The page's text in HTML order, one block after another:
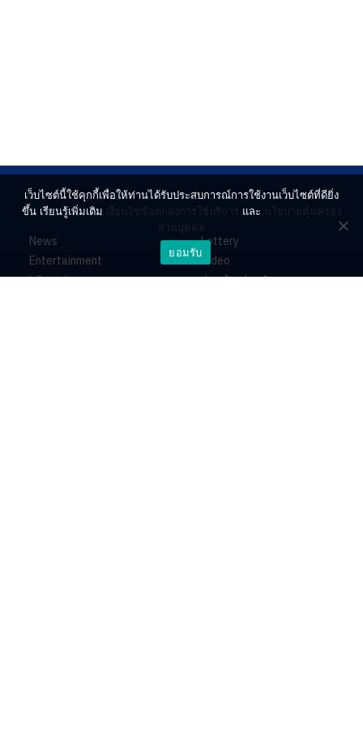
News
Entertainment
Lifestyle
Lottery
Video
ร่วมด้วยช่วยกัน
เว็บไซต์นี้ใช้คุกกี้เพื่อให้ท่านได้รับประสบการณ์การใช้งานเว็บไซต์ที่ดียิ่ง
ขึ้น เรียนรู้เพิ่มเติม เงื่อนไขข้อตกลงการใช้บริการ และ นโยบายคุ้มครอง
ส่วนบุคคล
ยอมรับ